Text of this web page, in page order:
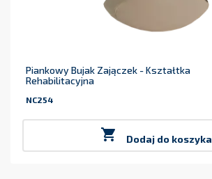
Piankowy Bujak Zajączek - Kształtka
Rehabilitacyjna
NC254
 Dodaj do koszyka